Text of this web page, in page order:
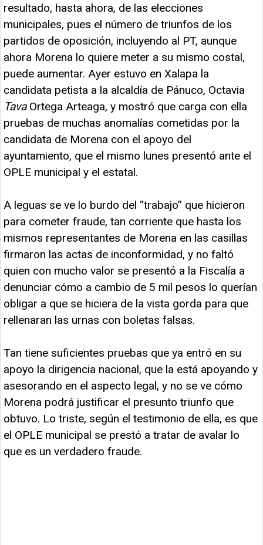
resultado, hasta ahora, de las elecciones
municipales, pues el número de triunfos de los
partidos de oposición, incluyendo al PT, aunque
ahora Morena lo quiere meter a su mismo costal,
puede aumentar. Ayer estuvo en Xalapa la
candidata petista a la alcaldía de Pánuco, Octavia
Tava Ortega Arteaga, y mostró que carga con ella
pruebas de muchas anomalías cometidas por la
candidata de Morena con el apoyo del
ayuntamiento, que el mismo lunes presentó ante el
OPLE municipal y el estatal.
A leguas se ve lo burdo del “trabajo” que hicieron
para cometer fraude, tan corriente que hasta los
mismos representantes de Morena en las casillas
firmaron las actas de inconformidad, y no faltó
quien con mucho valor se presentó a la Fiscalía a
denunciar cómo a cambio de 5 mil pesos lo querían
obligar a que se hiciera de la vista gorda para que
rellenaran las urnas con boletas falsas.
Tan tiene suficientes pruebas que ya entró en su
apoyo la dirigencia nacional, que la está apoyando y
asesorando en el aspecto legal, y no se ve cómo
Morena podrá justificar el presunto triunfo que
obtuvo. Lo triste, según el testimonio de ella, es que
el OPLE municipal se prestó a tratar de avalar lo
que es un verdadero fraude.